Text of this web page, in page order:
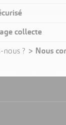
collecte
nous ? > Nous